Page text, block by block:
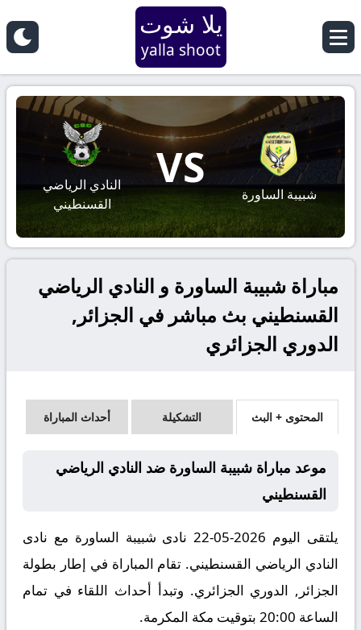
يلا شوت
yalla shoot
شبيبة الساورة
VS
النادي الرياضي
القسنطيني
مباراة شبيبة الساورة و النادي الرياضي
القسنطيني بث مباشر في الجزائر,
الدوري الجزائري
المحتوى + البث التشكيلة أحداث المباراة
موعد مباراة شبيبة الساورة ضد النادي الرياضي
القسنطيني
يلتقى اليوم 2026-05-22 نادى شبيبة الساورة مع نادى
النادي الرياضي القسنطيني. تقام المباراة في إطار بطولة
الجزائر, الدوري الجزائري. وتبدأ أحداث اللقاء في تمام
الساعة 20:00 بتوقيت مكة المكرمة.